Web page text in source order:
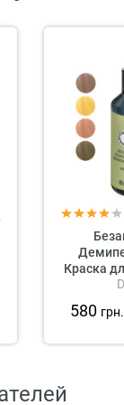
Краска
Волос
Shine
Colour
580 грн.